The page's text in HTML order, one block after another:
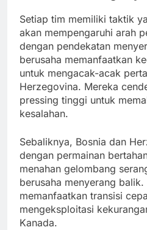
Setiap tim memiliki taktik
akan mempengaruhi arah
dengan pendekatan
berusaha memanfaatkan
untuk mengacak-acak
Herzegovina. Mereka
pressing tinggi untuk
kesalahan.
Sebaliknya, Bosnia dan
dengan permainan
menahan gelombang
berusaha menyerang
memanfaatkan transisi
mengeksploitasi
Kanada.